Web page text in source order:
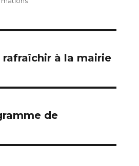
rafraîchir à la mairie
de